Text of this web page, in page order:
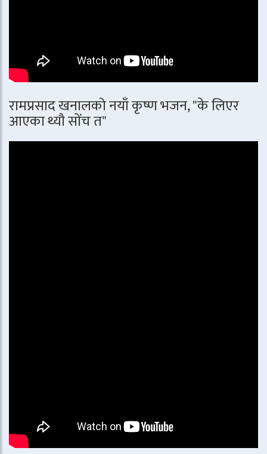
रामप्रसाद खनालको नयाँ कृष्ण भजन, "के लिएर
आएका थ्यौ सोंच त"